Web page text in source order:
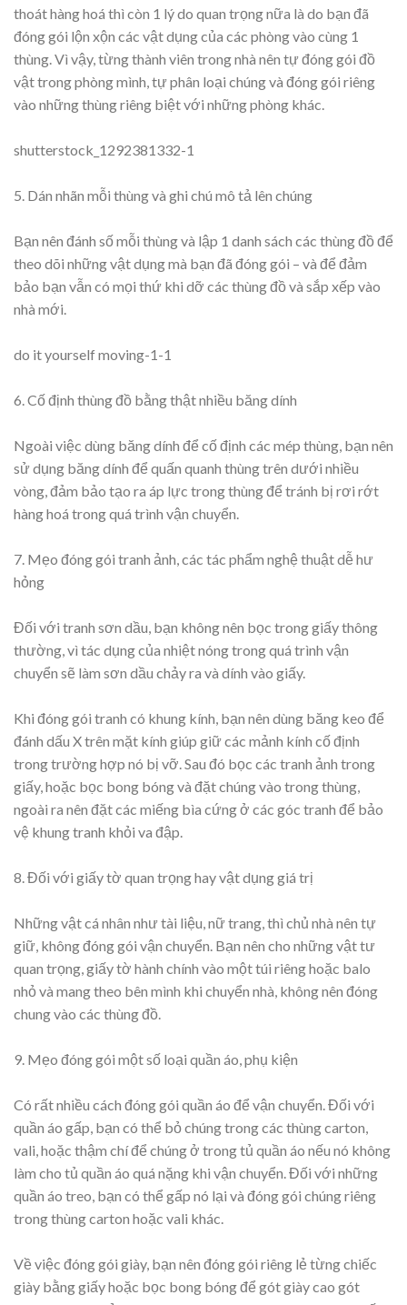
thoát hàng hoá thì còn 1 lý do quan trọng nữa là do bạn đã
đóng gói lộn xộn các vật dụng của các phòng vào cùng 1
thùng. Vì vậy, từng thành viên trong nhà nên tự đóng gói đồ
vật trong phòng mình, tự phân loại chúng và đóng gói riêng
vào những thùng riêng biệt với những phòng khác.
shutterstock_1292381332-1
5. Dán nhãn mỗi thùng và ghi chú mô tả lên chúng
Bạn nên đánh số mỗi thùng và lập 1 danh sách các thùng đồ để
theo dõi những vật dụng mà bạn đã đóng gói – và để đảm
bảo bạn vẫn có mọi thứ khi dỡ các thùng đồ và sắp xếp vào
nhà mới.
do it yourself moving-1-1
6. Cố định thùng đồ bằng thật nhiều băng dính
Ngoài việc dùng băng dính để cố định các mép thùng, bạn nên
sử dụng băng dính để quấn quanh thùng trên dưới nhiều
vòng, đảm bảo tạo ra áp lực trong thùng để tránh bị rơi rớt
hàng hoá trong quá trình vận chuyển.
7. Mẹo đóng gói tranh ảnh, các tác phẩm nghệ thuật dễ hư
hỏng
Đối với tranh sơn dầu, bạn không nên bọc trong giấy thông
thường, vì tác dụng của nhiệt nóng trong quá trình vận
chuyển sẽ làm sơn dầu chảy ra và dính vào giấy.
Khi đóng gói tranh có khung kính, bạn nên dùng băng keo để
đánh dấu X trên mặt kính giúp giữ các mảnh kính cố định
trong trường hợp nó bị vỡ. Sau đó bọc các tranh ảnh trong
giấy, hoặc bọc bong bóng và đặt chúng vào trong thùng,
ngoài ra nên đặt các miếng bìa cứng ở các góc tranh để bảo
vệ khung tranh khỏi va đập.
8. Đối với giấy tờ quan trọng hay vật dụng giá trị
Những vật cá nhân như tài liệu, nữ trang, thì chủ nhà nên tự
giữ, không đóng gói vận chuyển. Bạn nên cho những vật tư
quan trọng, giấy tờ hành chính vào một túi riêng hoặc balo
nhỏ và mang theo bên mình khi chuyển nhà, không nên đóng
chung vào các thùng đồ.
9. Mẹo đóng gói một số loại quần áo, phụ kiện
Có rất nhiều cách đóng gói quần áo để vận chuyển. Đối với
quần áo gấp, bạn có thể bỏ chúng trong các thùng carton,
vali, hoặc thậm chí để chúng ở trong tủ quần áo nếu nó không
làm cho tủ quần áo quá nặng khi vận chuyển. Đối với những
quần áo treo, bạn có thể gấp nó lại và đóng gói chúng riêng
trong thùng carton hoặc vali khác.
Về việc đóng gói giày, bạn nên đóng gói riêng lẻ từng chiếc
giày bằng giấy hoặc bọc bong bóng để gót giày cao gót